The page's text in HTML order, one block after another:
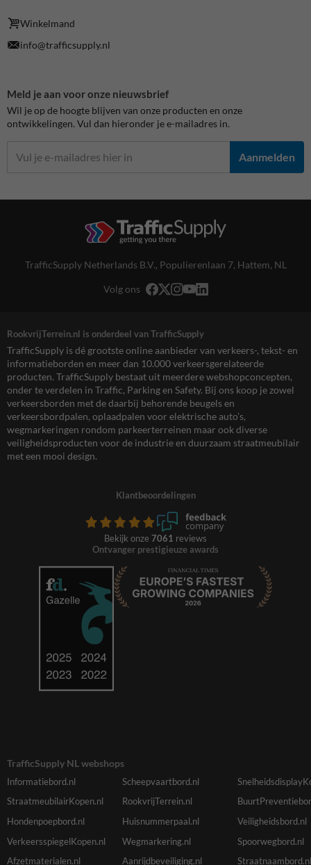
Winkelmand
info@trafficsupply.nl
Meld je aan voor onze nieuwsbrief
Wil je op de hoogte blijven van onze producten en onze
ontwikkelingen. Vul dan hieronder je e-mailadres in.
Aanmelden
TrafficSupply Netherlands B.V., Populierenlaan 7, Hattem, NL
Volg ons
RookvrijTerrein.nl is onderdeel van TrafficSupply
TrafficSupply is dé grootste online aanbieder van verkeers-, tekst- en
informatieborden en meer dan 10.000 verkeersgerelateerde
producten. TrafficSupply bestaat uit meerdere webshopconcepten,
onder te verdelen in Traffic, Parking en Safety. Bij ons koop je zowel
verkeersborden met de daarbij behorende beugels en
verkeersbordpalen, oplaadpalen voor elektrische auto’s,
wegmarkeringen rondom parkeerterreinen maar ook diverse
veiligheidsproducten voor de industrie en duurzaam straatmeubilair
met een mooi design.
Klantbeoordelingen
Bekijk onze 7061 reviews
Ontvanger prestigieuze awards
TrafficSupply NL webshops
Informatiebord.nl Scheepvaartbord.nl
StraatmeubilairKopen.nl
RookvrijTerrein.nl
Hondenpoepbord.nl
Huisnummerpaal.nl
Veiligheidsbord.nl
VerkeersspiegelKopen.nl
Wegmarkering.nl
Spoorwegbord.nl
Afzetmaterialen.nl
Aanrijdbeveiliging.nl Straatnaambord.nl